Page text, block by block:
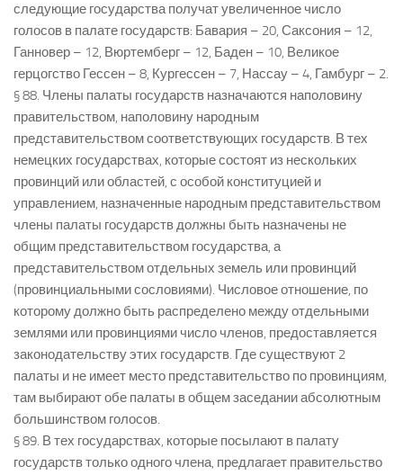
следующие государства получат увеличенное число
голосов в палате государств: Бавария – 20, Саксония – 12,
Ганновер – 12, Вюртемберг – 12, Баден – 10, Великое
герцогство Гессен – 8, Кургессен – 7, Нассау – 4, Гамбург – 2.
§ 88. Члены палаты государств назначаются наполовину
правительством, наполовину народным
представительством соответствующих государств. В тех
немецких государствах, которые состоят из нескольких
провинций или областей, с особой конституцией и
управлением, назначенные народным представительством
члены палаты государств должны быть назначены не
общим представительством государства, а
представительством отдельных земель или провинций
(провинциальными сословиями). Числовое отношение, по
которому должно быть распределено между отдельными
землями или провинциями число членов, предоставляется
законодательству этих государств. Где существуют 2
палаты и не имеет место представительство по провинциям,
там выбирают обе палаты в общем заседании абсолютным
большинством голосов.
§ 89. В тех государствах, которые посылают в палату
государств только одного члена, предлагает правительство